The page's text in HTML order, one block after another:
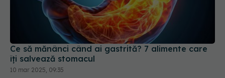
Ce să mănânci când ai gastrită? 7 alimente care
îți salvează stomacul
10 mar 2025, 09:35